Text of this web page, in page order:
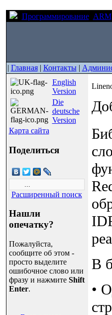
Программирование ARM
| Главная| Контакты|
English
Version
Die
deutsche
Version
Карта сайта
Поделиться
Расширенный поиск
Нашли
опечатку?
Пожалуйста,
сообщите об этом -
просто выделите
ошибочное слово или
фразу и нажмите Shift
Enter.
В
•